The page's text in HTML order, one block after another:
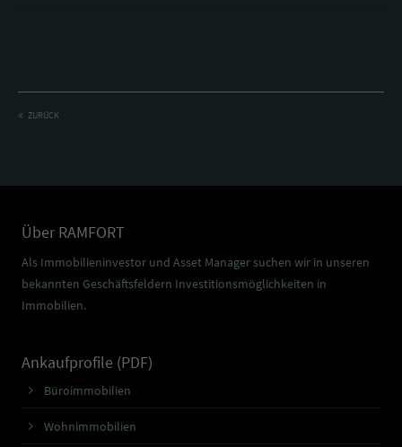
ZURÜCK
Über RAMFORT
Als Immobilieninvestor und Asset Manager suchen wir in unseren
bekannten Geschäftsfeldern Investitionsmöglichkeiten in
Immobilien.
Ankaufprofile (PDF)
Büroimmobilien
Wohnimmobilien